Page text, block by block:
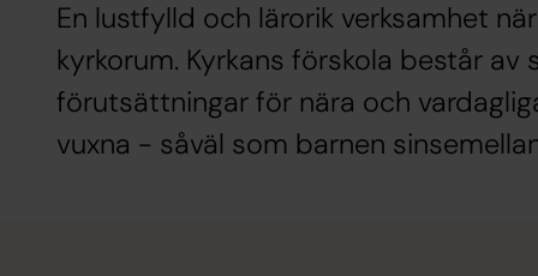
En lustfylld och lärorik verksamhet
kyrkorum. Kyrkans förskola består
förutsättningar för nära och
vuxna - såväl som barnen